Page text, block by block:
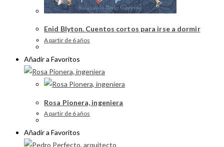
Enid Blyton. Cuentos cortos para irse a dormir
A partir de 6 años
Añadir a Favoritos
Rosa Pionera, ingeniera
A partir de 6 años
Añadir a Favoritos